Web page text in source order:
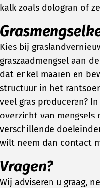
kalk zoals dologran of
Kies bij
graszaadmengsel aan
dat enkel maaien en
structuur in het
veel gras produceren?
overzicht van mengsels
verschillende
wilt neem dan contact
Vragen?
Wij adviseren u graag,